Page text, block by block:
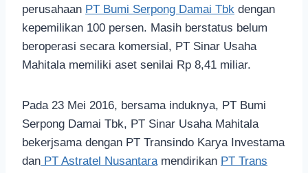
perusahaan PT Bumi Serpong Damai Tbk dengan
kepemilikan 100 persen. Masih berstatus belum
beroperasi secara komersial, PT Sinar Usaha
Mahitala memiliki aset senilai Rp 8,41 miliar.
Pada 23 Mei 2016, bersama induknya, PT Bumi
Serpong Damai Tbk, PT Sinar Usaha Mahitala
bekerjsama dengan PT Transindo Karya Investama
dan PT Astratel Nusantara mendirikan PT Trans